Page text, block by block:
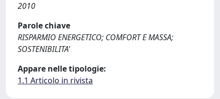
2010
Parole chiave
RISPARMIO ENERGETICO; COMFORT E MASSA;
SOSTENIBILITA'
Appare nelle tipologie:
1.1 Articolo in rivista